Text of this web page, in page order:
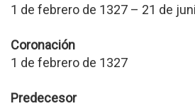
1 de febrero de 1327 – 21 de
Coronación
1 de febrero de 1327
Predecesor